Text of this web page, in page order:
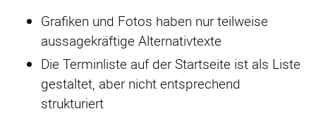
Grafiken und Fotos haben nur teilweise
aussagekräftige Alternativtexte
Die Terminliste auf der Startseite ist als Liste
gestaltet, aber nicht entsprechend
strukturiert